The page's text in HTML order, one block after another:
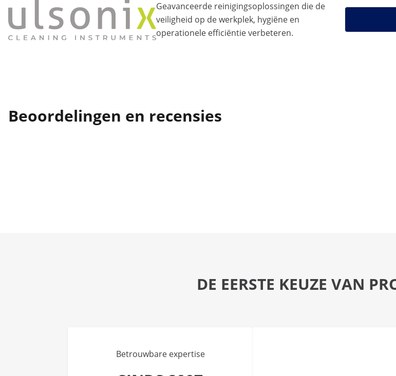
Geavanceerde reinigingsoplossingen die de
veiligheid op de werkplek, hygiëne en
operationele efficiëntie verbeteren.
Beoordelingen en recensies
DE EERSTE KEUZE VAN
Betrouwbare expertise